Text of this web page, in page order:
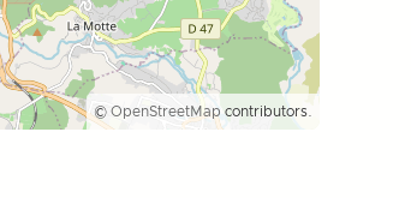
© OpenStreetMap contributors.